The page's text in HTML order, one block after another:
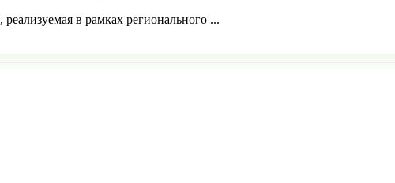
в рамках регионального ...